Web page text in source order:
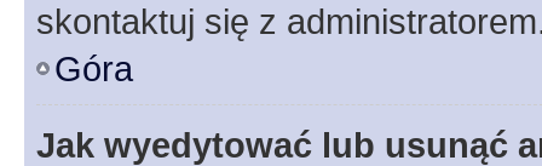
skontaktuj się z
Góra
Jak wyedytować lub usunąć